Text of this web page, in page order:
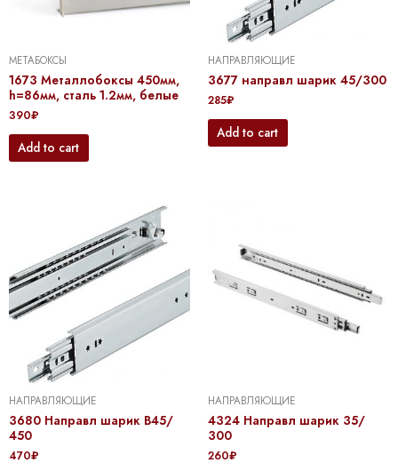
МЕТАБОКСЫ
1673 Металлобоксы 450мм,
h=86мм, сталь 1.2мм, белые
390₽
Add to cart
НАПРАВЛЯЮЩИЕ
3677 направл шарик 45/300
285₽
Add to cart
НАПРАВЛЯЮЩИЕ
3680 Направл шарик B45/
450
470₽
НАПРАВЛЯЮЩИЕ
4324 Направл шарик 35/
300
260₽